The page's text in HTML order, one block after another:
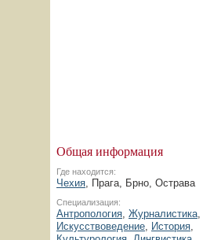
Общая информация
Где находится:
Чехия, Прага, Брно, Острава
Специализация:
Антропология, Журналистика,
Искусствоведение, История,